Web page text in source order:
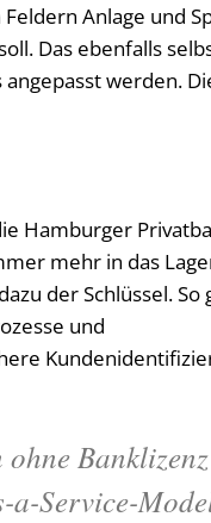
Anlage und
Das ebenfalls
werden.
Hamburger
mehr in das
der Schlüssel. So
und
Banklizenz
a-Service-